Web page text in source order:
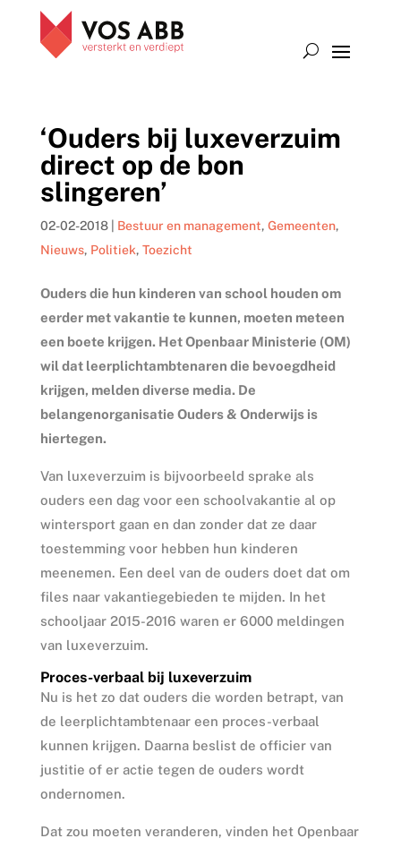
‘Ouders bij luxeverzuim
direct op de bon
slingeren’
02-02-2018| Bestuur en management, Gemeenten,
Nieuws, Politiek, Toezicht
Ouders die hun kinderen van school houden om
eerder met vakantie te kunnen, moeten meteen
een boete krijgen. Het Openbaar Ministerie (OM)
wil dat leerplichtambtenaren die bevoegdheid
krijgen, melden diverse media. De
belangenorganisatie Ouders & Onderwijs is
hiertegen.
Van luxeverzuim is bijvoorbeeld sprake als
ouders een dag voor een schoolvakantie al op
wintersport gaan en dan zonder dat ze daar
toestemming voor hebben hun kinderen
meenemen. Een deel van de ouders doet dat om
files naar vakantiegebieden te mijden. In het
schooljaar 2015-2016 waren er 6000 meldingen
van luxeverzuim.
Proces-verbaal bij luxeverzuim
Nu is het zo dat ouders die worden betrapt, van
de leerplichtambtenaar een proces-verbaal
kunnen krijgen. Daarna beslist de officier van
justitie of er actie tegen de ouders wordt
ondernomen.
Dat zou moeten veranderen, vinden het Openbaar